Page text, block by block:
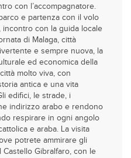
con l’accompagnatore.
e partenza con il volo
incontro con la guida locale
di Malaga, città
e sempre nuova, la
ed economica della
molto viva, con
antica e una vita
edifici, le strade, i
indirizzo arabo e rendono
respirare in ogni angolo
e araba. La visita
potrete ammirare gli
Castello Gibralfaro, con le